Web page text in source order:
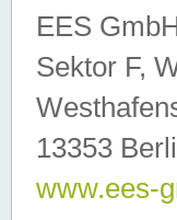
EES
Sektor F,
13353
www.ees-